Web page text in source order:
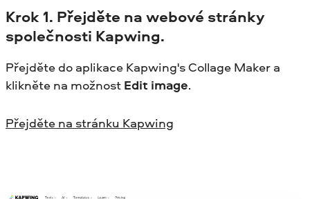
Krok 1. Přejděte na webové stránky
společnosti Kapwing.
Přejděte do aplikace Kapwing's Collage Maker a
klikněte na možnost Edit image.
Přejděte na stránku Kapwing